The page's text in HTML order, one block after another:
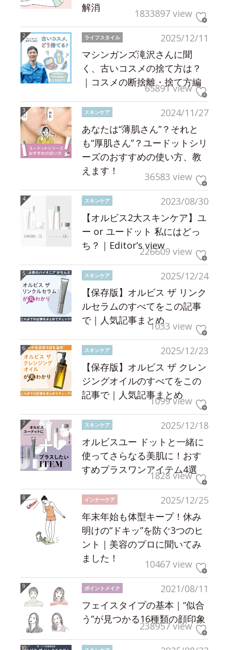
解消
1833897 view
2025/12/11
ライフスタイル
マシンガンズ滝沢さんに聞
く、古いコスメの捨て方は？
｜コスメの断捨離・捨て方編
65891 view
2024/11/27
スキンケア
あなたは“薄肌さん”？それと
も“厚肌さん”？ユードットシリ
ーズのおすすめの使い方、教
えます！
36583 view
2023/08/30
スキンケア
【オルビス2大スキンケア】ユ
ー or ユードット 私にはどっ
ち？｜Editor’s view226609 view
2025/12/24
スキンケア
【保存版】オルビス ザ リンク
ルセラムのすべてをこの記事
で｜人気記事まとめ1033 view
2025/12/23
スキンケア
【保存版】オルビス ザ クレン
ジングオイルのすべてをこの
記事で｜人気記事まとめ
1099 view
2025/12/18
スキンケア
オルビスユー ドットと一緒に
使ってさらなる美肌に！おす
すめプラスワンアイテム4選
1828 view
2025/12/25
インナーケア
年末年始も体型キープ！休み
明けの“ドキッ”を防ぐ3つのヒ
ント｜美容のプロに聞いてみ
ました！
10467 view
2021/08/11
ポイントメイク
フェイスタイプの基本｜“似合
う”が見つかる16種類の顔印象
238957 view